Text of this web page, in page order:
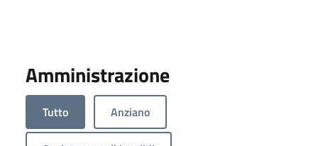
Amministrazione
Tutto Anziano